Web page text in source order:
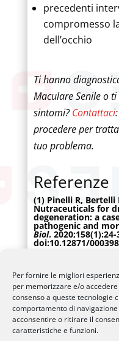
Per fornire le migliori
per memorizzare e/o
consenso a queste tecnologie
comportamento di
acconsentire o ritirare il
caratteristiche e funzioni.
precedenti
compromesso
dell’occhio
Ti hanno
Maculare Senile o
sintomi?Contattaci
procedere per
tuo problema.
Referenze
(1) Pinelli R, Bertelli
Nutraceuticals for
degeneration: a
pathogenic and
Biol. 2020;158(1):24-
doi:10.12871/
degeneration
and
2020;8:e2833